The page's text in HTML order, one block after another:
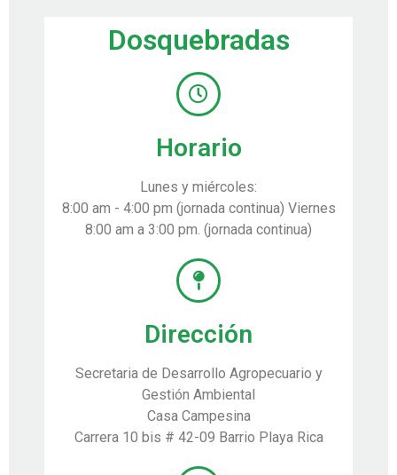
Dosquebradas
Horario
Lunes y miércoles:
8:00 am - 4:00 pm (jornada continua) Viernes
8:00 am a 3:00 pm. (jornada continua)
Dirección
Secretaria de Desarrollo Agropecuario y
Gestión Ambiental
Casa Campesina
Carrera 10 bis # 42-09 Barrio Playa Rica